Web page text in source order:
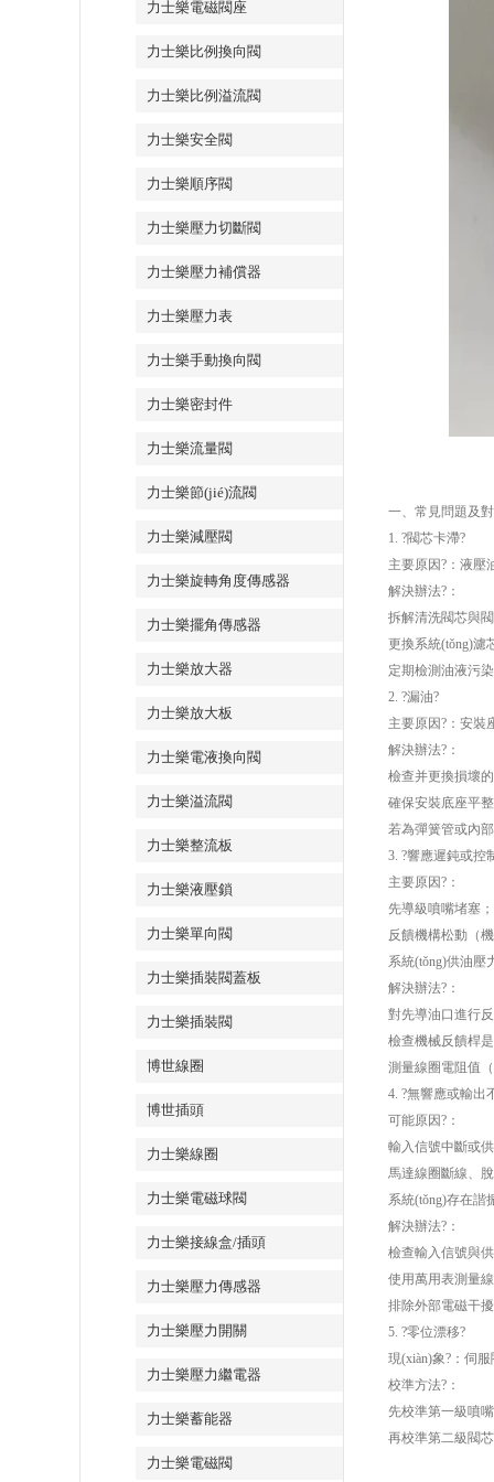
力士樂電磁閥座
力士樂比例換向閥
力士樂比例溢流閥
力士樂安全閥
力士樂順序閥
力士樂壓力切斷閥
力士樂壓力補償器
力士樂壓力表
力士樂手動換向閥
力士樂密封件
力士樂流量閥
力士樂節(jié)流閥
力士樂減壓閥
力士樂旋轉角度傳感器
力士樂擺角傳感器
力士樂放大器
力士樂放大板
力士樂電液換向閥
力士樂溢流閥
力士樂整流板
力士樂液壓鎖
力士樂單向閥
力士樂插裝閥蓋板
力士樂插裝閥
博世線圈
博世插頭
力士樂線圈
力士樂電磁球閥
力士樂接線盒/插頭
力士樂壓力傳感器
力士樂壓力開關
力士樂壓力繼電器
力士樂蓄能器
力士樂電磁閥
一、常見問題及
1. ?閥芯卡滯?
主要原因?：液壓
解決辦法?：
拆解清洗閥芯與
更換系統(tǒng)濾
定期檢測油液污
2. ?漏油?
主要原因?：安裝
解決辦法?：
檢查并更換損壞
確保安裝底座平
若為彈簧管或內
3. ?響應遲鈍或控
主要原因?：
先導級噴嘴堵塞；
反饋機構松動（
系統(tǒng)供油壓
解決辦法?：
對先導油口進行
檢查機械反饋桿
測量線圈電阻值
4. ?無響應或輸出
可能原因?：
輸入信號中斷或
馬達線圈斷線、
系統(tǒng)存在諧
解決辦法?：
檢查輸入信號與
使用萬用表測量
排除外部電磁干
5. ?零位漂移?
現(xiàn)象?：伺
校準方法?：
先校準第一級噴
再校準第二級閥